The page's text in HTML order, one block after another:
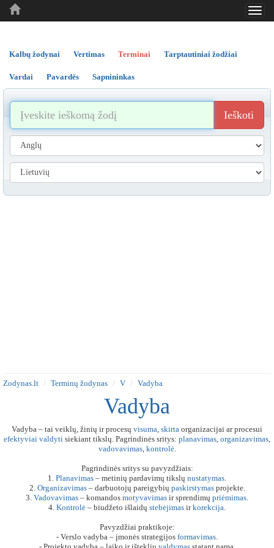
..
..
Kalbų žodynai Vertimas Terminai Tarptautiniai žodžiai
Vardai Pavardės Sapnininkas
Ieškoti
Zodynas.lt Terminų žodynas V Vadyba
Vadyba
Vadyba – tai veiklų, žinių ir procesų visuma, skirta organizacijai ar procesui
efektyviai valdyti siekiant tikslų. Pagrindinės sritys: planavimas, organizavimas,
vadovavimas, kontrolė.
Pagrindinės sritys su pavyzdžiais:
1. Planavimas – metinių pardavimų tikslų nustatymas.
2. Organizavimas– darbuotojų pareigybių paskirstymasprojekte.
3. Vadovavimas – komandos motyvavimas ir sprendimų priėmimas.
4. Kontrolė – biudžeto išlaidų stebėjimas irkorekcija.
Pavyzdžiai praktikoje:
- Verslo vadyba – įmonės strategijos formavimas.